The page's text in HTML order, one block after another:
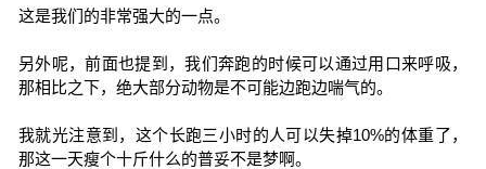
这是我们的非常强大的一点。
另外呢，前面也提到，我们奔跑的时候可以通过用口来呼吸，
那相比之下，绝大部分动物是不可能边跑边喘气的。
我就光注意到，这个长跑三小时的人可以失掉10%的体重了，
那这一天瘦个十斤什么的普妥不是梦啊。